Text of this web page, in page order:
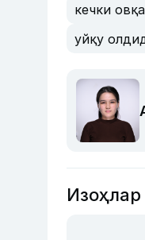
кечки
уйқу
Изоҳлар